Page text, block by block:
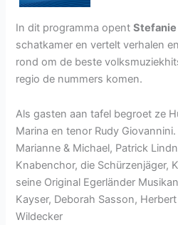
In dit programma opent
schatkamer en vertelt verhalen
rond om de beste
regio de nummers komen.
Als gasten aan tafel begroet ze
Marina en tenor Rudy
Marianne & Michael, Patrick
Knabenchor, die Schürzenjäger,
seine Original Egerländer
Kayser, Deborah Sasson,
Wildecker